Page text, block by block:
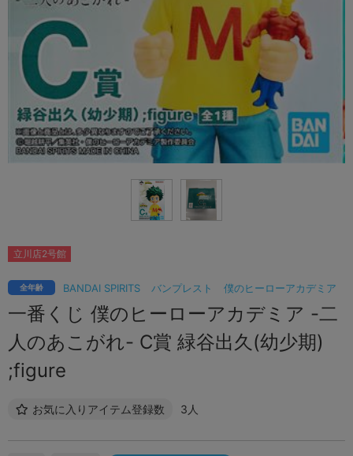
BANDAI SPIRITS バンプレスト 僕のヒーローアカデミア
全年齢
一番くじ 僕のヒーローアカデミア -二
人のあこがれ- C賞 緑谷出久(幼少期)
;figure
お気に入りアイテム登録数 3人
立川店2号館